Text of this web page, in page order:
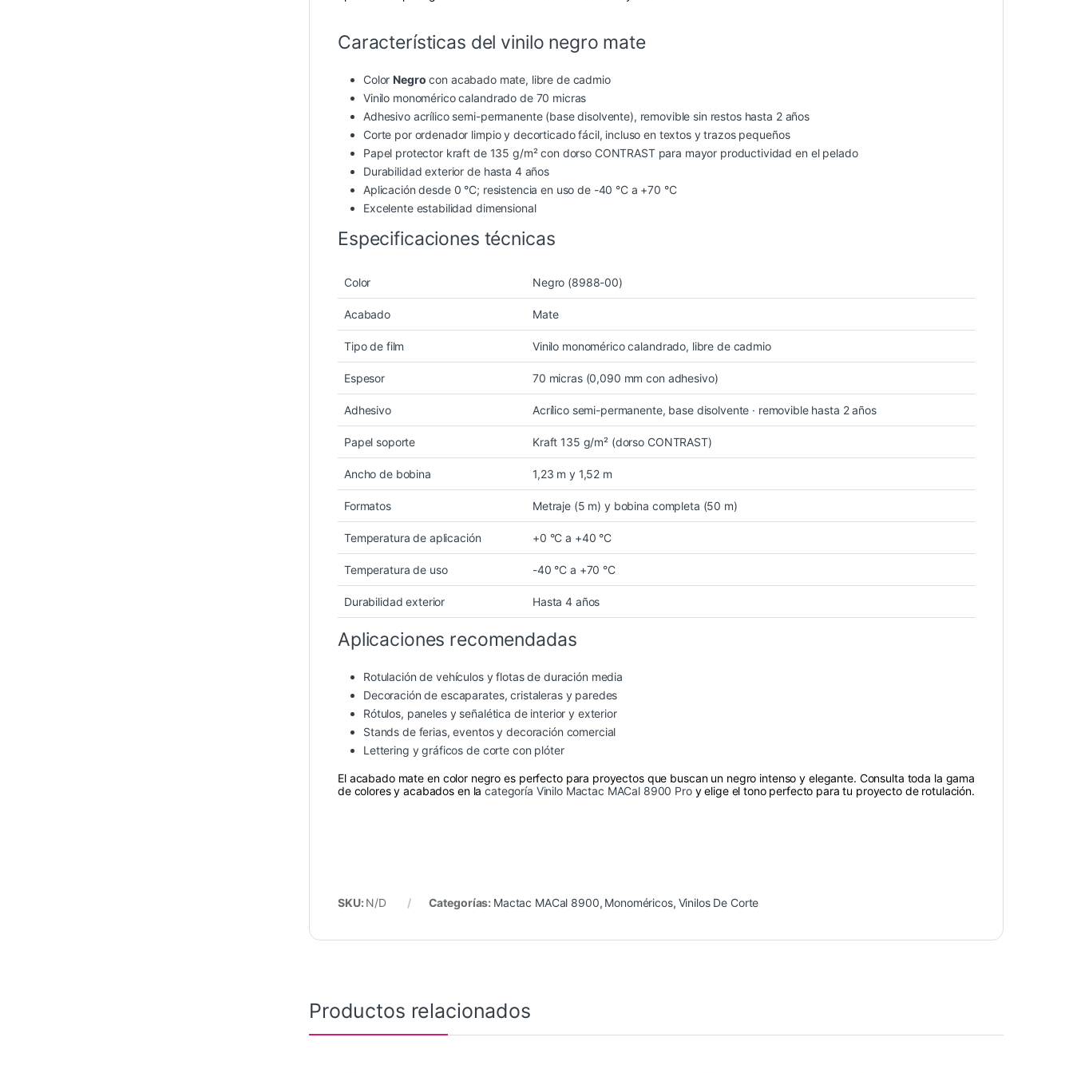
Características del vinilo negro mate
Color Negro con acabado mate, libre de cadmio
Vinilo monomérico calandrado de 70 micras
Adhesivo acrílico semi-permanente (base disolvente), removible sin restos hasta 2 años
Corte por ordenador limpio y decorticado fácil, incluso en textos y trazos pequeños
Papel protector kraft de 135 g/m² con dorso CONTRAST para mayor productividad en el pelado
Durabilidad exterior de hasta 4 años
Aplicación desde 0 °C; resistencia en uso de -40 °C a +70 °C
Excelente estabilidad dimensional
Especificaciones técnicas
Color Negro (8988-00)
Acabado Mate
Tipo de film Vinilo monomérico calandrado, libre de cadmio
Espesor 70 micras (0,090 mm con adhesivo)
Adhesivo Acrílico semi-permanente, base disolvente · removible hasta 2 años
Papel soporte Kraft 135 g/m² (dorso CONTRAST)
Ancho de bobina 1,23 m y 1,52 m
Formatos Metraje (5 m) y bobina completa (50 m)
Temperatura de aplicación +0 °C a +40 °C
Temperatura de uso -40 °C a +70 °C
Durabilidad exterior Hasta 4 años
Aplicaciones recomendadas
Rotulación de vehículos y flotas de duración media
Decoración de escaparates, cristaleras y paredes
Rótulos, paneles y señalética de interior y exterior
Stands de ferias, eventos y decoración comercial
Lettering y gráficos de corte con plóter
El acabado mate en color negro es perfecto para proyectos que buscan un negro intenso y elegante. Consulta toda la gama
de colores y acabados en lacategoría Vinilo Mactac MACal 8900 Proy elige el tono perfecto para tu proyecto de rotulación.
SKU: N/D Categorías: Mactac MACal 8900, Monoméricos, Vinilos De Corte
Productos relacionados